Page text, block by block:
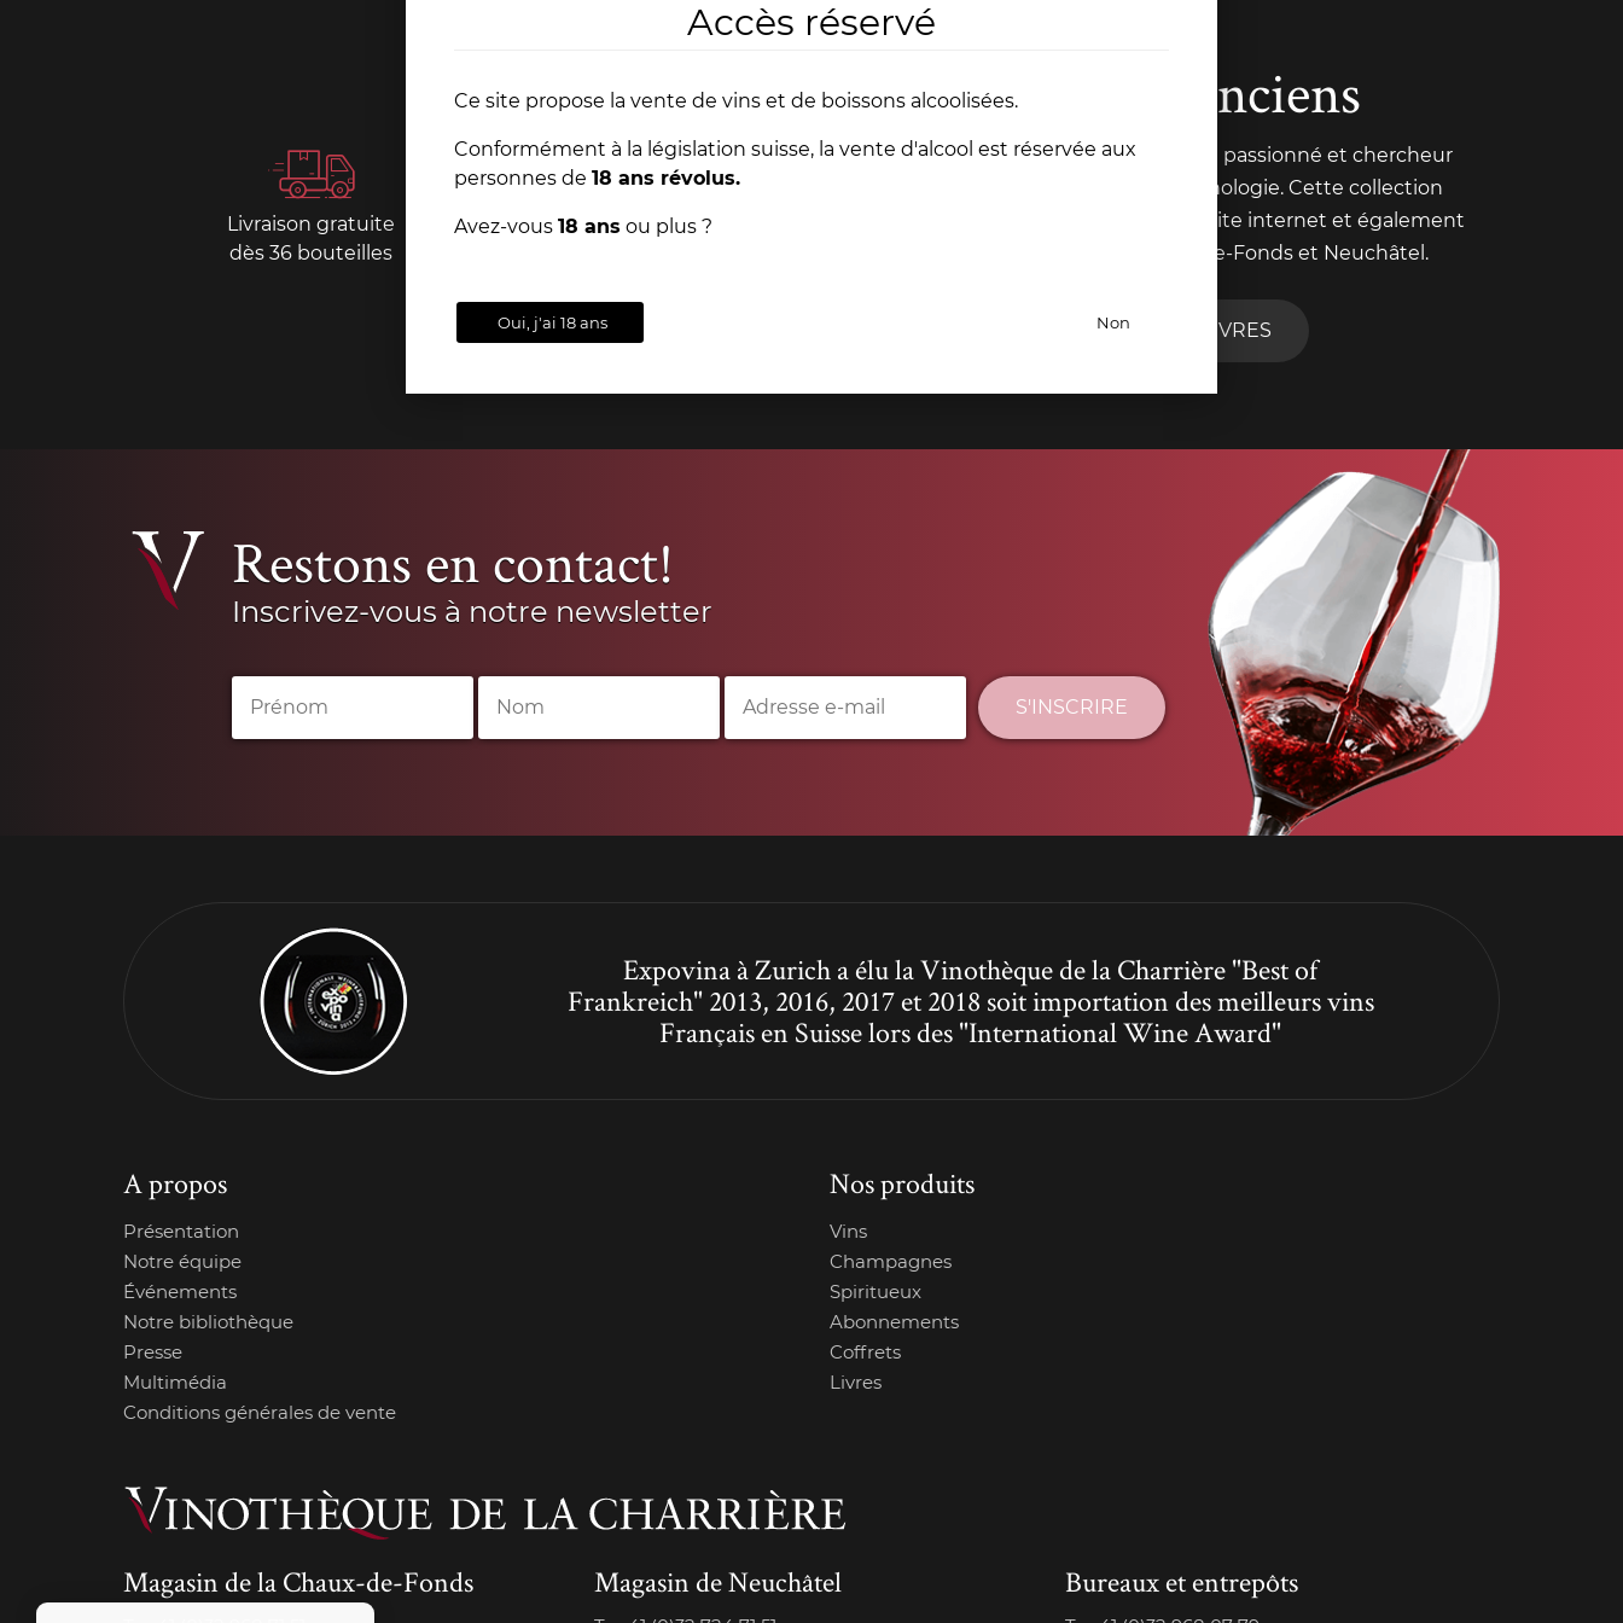
Livraison gratuite
dès 36 bouteilles
Paiements
Conseils
Nos livres anciens
Depuis toujours, Dany Pochon est un passionné et chercheur
d'ouvrages anciens ayant trait à l'œnologie. Cette collection
extraordinaire est en vente sur notre site internet et également
dans nos magasins de La Chaux-de-Fonds et Neuchâtel.
VOIR TOUS NOS LIVRES
Restons en contact!
Inscrivez-vous à notre newsletter
S'INSCRIRE
Expovina à Zurich a élu la Vinothèque de la Charrière "Best of
Frankreich" 2013, 2016, 2017 et 2018 soit importation des meilleurs vins
Français en Suisse lors des "International Wine Award"
A propos
Présentation
Notre équipe
Événements
Notre bibliothèque
Presse
Multimédia
Conditions générales de vente
Nos produits
Vins
Champagnes
Spiritueux
Abonnements
Coffrets
Livres
Magasin de la Chaux-de-Fonds Magasin de Neuchâtel Bureaux et entrepôts
Accès réservé
Ce site propose la vente de vins et de boissons alcoolisées.
Conformément à la législation suisse, la vente d'alcool est réservée aux
personnes de 18 ans révolus.
Avez-vous 18 ans ou plus ?
Oui, j'ai 18 ans Non